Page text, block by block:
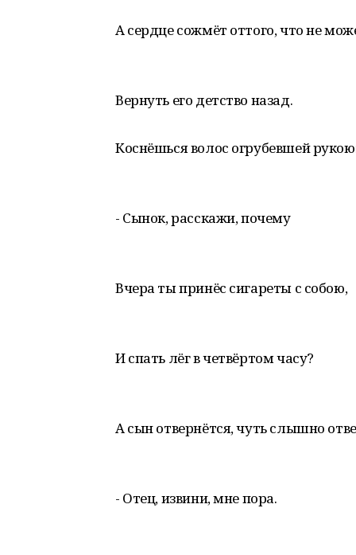
А сердце сожмёт оттого, что не
Вернуть его детство назад.
Коснёшься волос огрубевшей
- Сынок, расскажи, почему
Вчера ты принёс сигареты с собою,
И спать лёг в четвёртом часу?
А сын отвернётся, чуть слышно
- Отец, извини, мне пора.